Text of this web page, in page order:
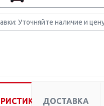
Уточняйте наличие и
ДОСТАВКА